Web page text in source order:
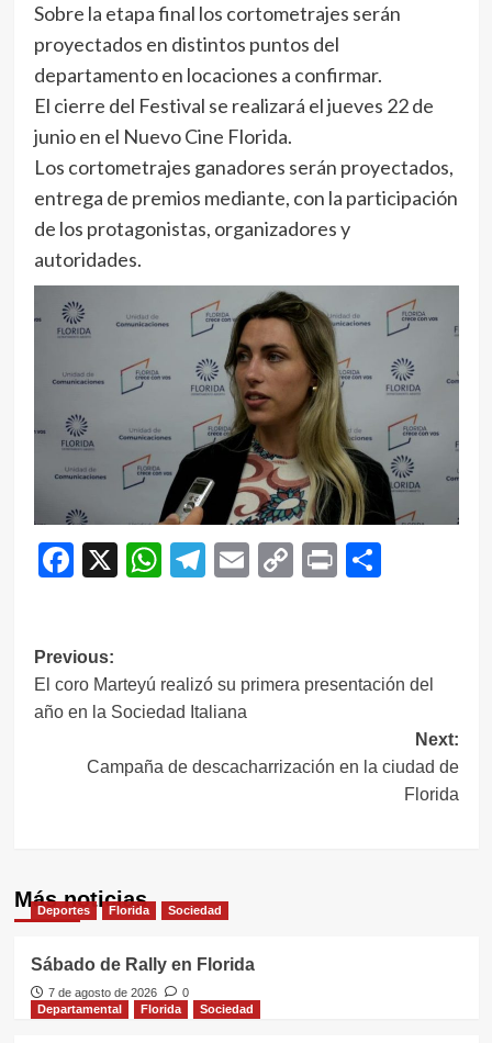
Sobre la etapa final los cortometrajes serán
proyectados en distintos puntos del
departamento en locaciones a confirmar.
El cierre del Festival se realizará el jueves 22 de
junio en el Nuevo Cine Florida.
Los cortometrajes ganadores serán proyectados,
entrega de premios mediante, con la participación
de los protagonistas, organizadores y
autoridades.
Facebook
X WhatsApp
Telegram
EmailCopy
Print
Navegación
de
Previous:
El coro Marteyú realizó su primera presentación del
año en la Sociedad Italiana
Next:
Campaña de descacharrización en la ciudad de
Florida
Más noticias
Deportes Florida Sociedad
Sábado de Rally en Florida
7 de agosto de 2026
0
Departamental
Florida Sociedad